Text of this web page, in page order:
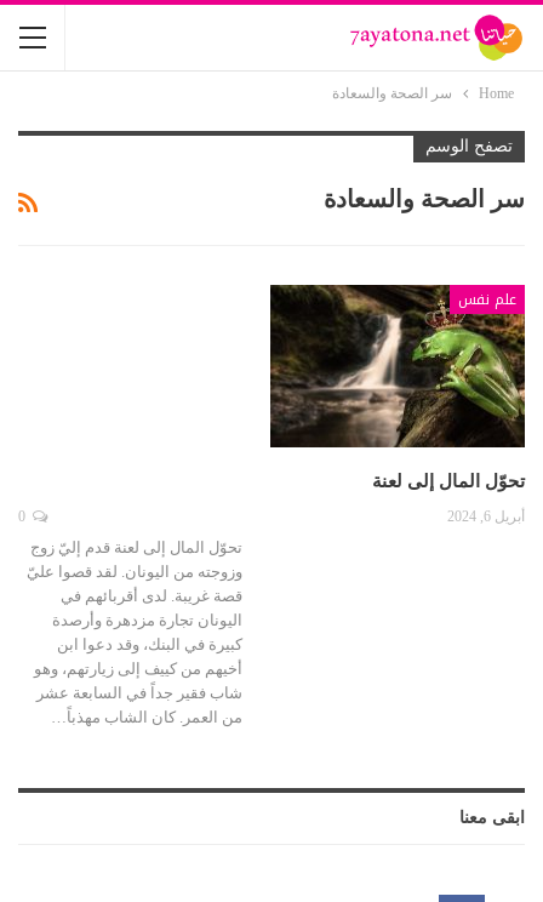
Home سر الصحة والسعادة
تصفح الوسم
سر الصحة والسعادة
علم نفس
تحوّل المال إلى لعنة
أبريل 6, 2024
تحوّل المال إلى لعنة قدم إليّ زوج
وزوجته من اليونان. لقد قصوا عليّ
قصة غريبة. لدى أقربائهم في
اليونان تجارة مزدهرة وأرصدة
كبيرة في البنك، وقد دعوا ابن
أخيهم من كييف إلى زيارتهم، وهو
شاب فقير جداً في السابعة عشر
من العمر. كان الشاب مهذباً…
ابقى معنا